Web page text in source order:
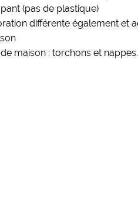
(pas de plastique)
différente également et
maison : torchons et nappes.